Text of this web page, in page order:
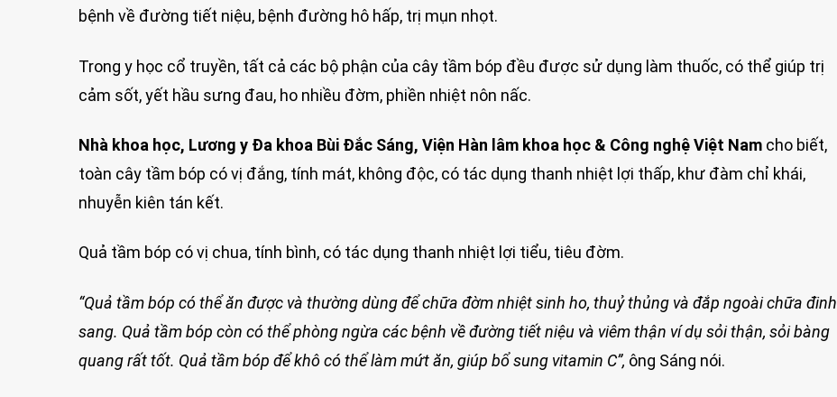
bệnh về đường tiết niệu, bệnh đường hô hấp, trị mụn nhọt.
Trong y học cổ truyền, tất cả các bộ phận của cây tầm bóp đều được sử dụng làm thuốc, có thể giúp trị
cảm sốt, yết hầu sưng đau, ho nhiều đờm, phiền nhiệt nôn nấc.
Nhà khoa học, Lương y Đa khoa Bùi Đắc Sáng, Viện Hàn lâm khoa học & Công nghệ Việt Nam cho biết,
toàn cây tầm bóp có vị đắng, tính mát, không độc, có tác dụng thanh nhiệt lợi thấp, khư đàm chỉ khái,
nhuyễn kiên tán kết.
Quả tầm bóp có vị chua, tính bình, có tác dụng thanh nhiệt lợi tiểu, tiêu đờm.
“Quả tầm bóp có thể ăn được và thường dùng để chữa đờm nhiệt sinh ho, thuỷ thủng và đắp ngoài chữa đinh
sang. Quả tầm bóp còn có thể phòng ngừa các bệnh về đường tiết niệu và viêm thận ví dụ sỏi thận, sỏi bàng
quangrất tốt. Quả tầm bóp để khô có thể làm mứtăn, giúp bổ sung vitamin C”, ông Sáng nói.